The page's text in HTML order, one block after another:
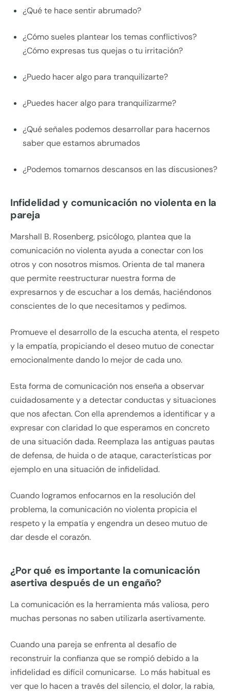
¿Qué te hace sentir abrumado?
¿Cómo sueles plantear los temas conflictivos?
¿Cómo expresas tus quejas o tu irritación?
¿Puedo hacer algo para tranquilizarte?
¿Puedes hacer algo para tranquilizarme?
¿Qué señales podemos desarrollar para hacernos
saber que estamos abrumados
¿Podemos tomarnos descansos en las discusiones?
Infidelidad y comunicación no violenta en la
pareja
Marshall B. Rosenberg, psicólogo, plantea que la
comunicación no violenta ayuda a conectar con los
otros y con nosotros mismos. Orienta de tal manera
que permite reestructurar nuestra forma de
expresarnos y de escuchar a los demás, haciéndonos
conscientes de lo que necesitamos y pedimos.
Promueve el desarrollo de la escucha atenta, el respeto
y la empatía, propiciando el deseo mutuo de conectar
emocionalmente dando lo mejor de cada uno.
Esta forma de comunicación nos enseña a observar
cuidadosamente y a detectar conductas y situaciones
que nos afectan. Con ella aprendemos a identificar y a
expresar con claridad lo que esperamos en concreto
de una situación dada. Reemplaza las antiguas pautas
de defensa, de huida o de ataque, características por
ejemplo en una situación de infidelidad.
Cuando logramos enfocarnos en la resolución del
problema, la comunicación no violenta propicia el
respeto y la empatía y engendra un deseo mutuo de
dar desde el corazón.
¿Por qué es importante la comunicación
asertiva después de un engaño?
La comunicación es la herramienta más valiosa, pero
muchas personas no saben utilizarla asertivamente.
Cuando una pareja se enfrenta al desafío de
reconstruir la confianza que se rompió debido a la
infidelidad es difícil comunicarse. Lo más habitual es
ver que lo hacen a través del silencio, el dolor, la rabia,